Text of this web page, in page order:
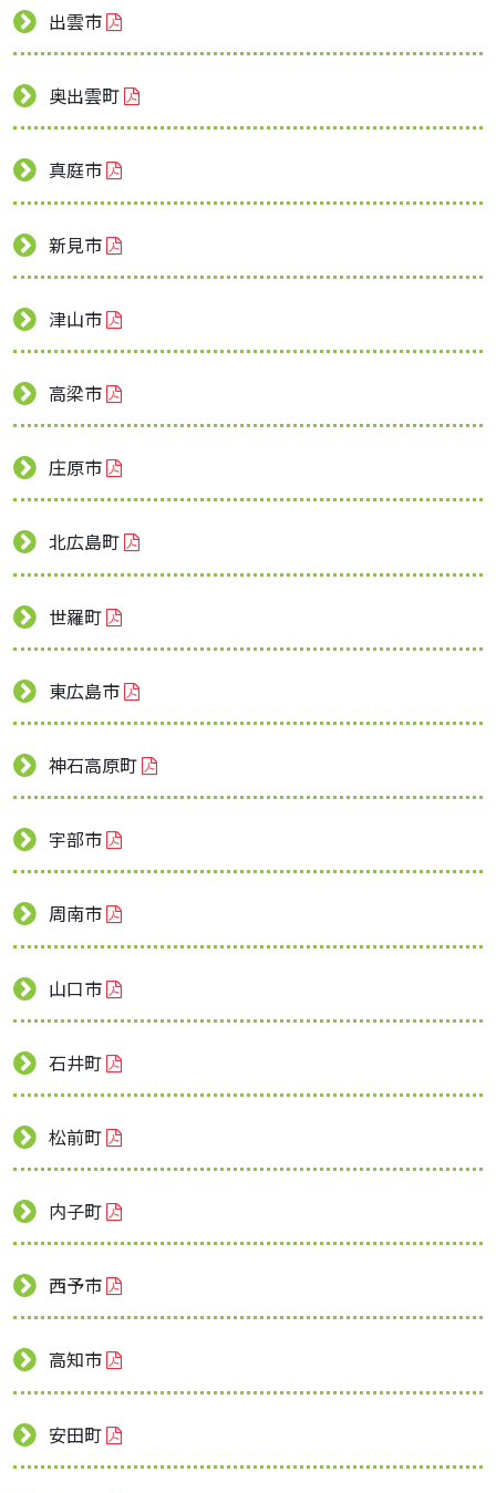
出雲市
奥出雲町
真庭市
新見市
津山市
高梁市
庄原市
北広島町
世羅町
東広島市
神石高原町
宇部市
周南市
山口市
石井町
松前町
内子町
西予市
高知市
安田町